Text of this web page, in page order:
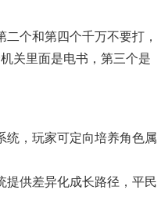
个和第四个千万不要打，
关里面是电书，第三个是
统，玩家可定向培养角色属
提供差异化成长路径，平民